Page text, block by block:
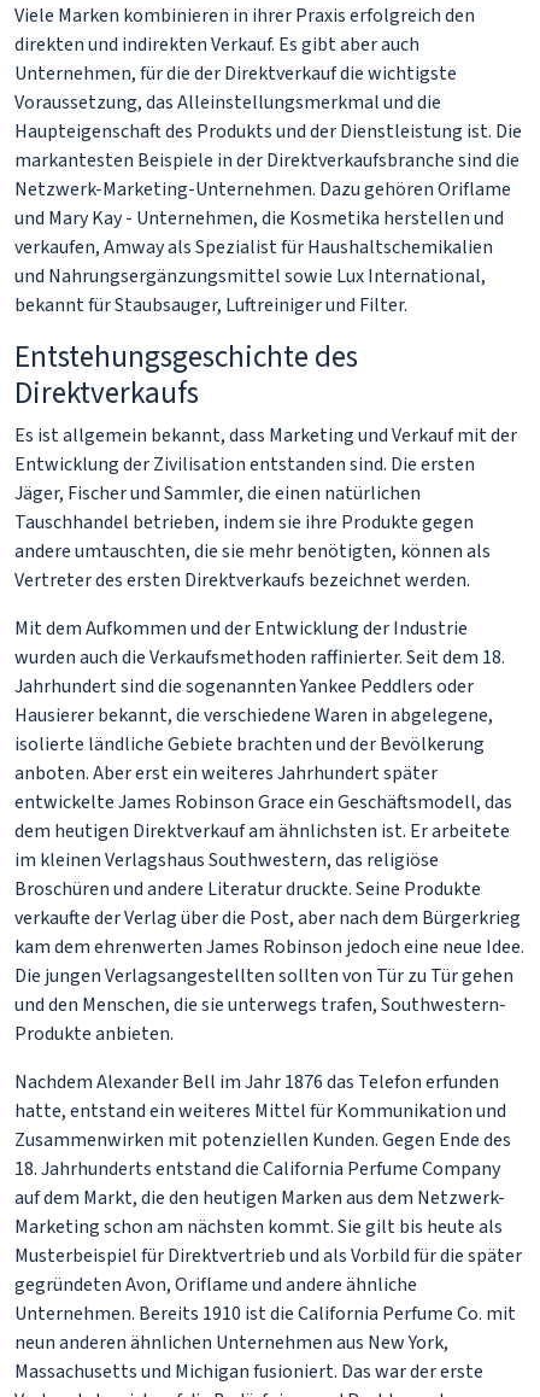
Viele Marken kombinieren in ihrer Praxis erfolgreich den
direkten und indirekten Verkauf. Es gibt aber auch
Unternehmen, für die der Direktverkauf die wichtigste
Voraussetzung, das Alleinstellungsmerkmal und die
Haupteigenschaft des Produkts und der Dienstleistung ist. Die
markantesten Beispiele in der Direktverkaufsbranche sind die
Netzwerk-Marketing-Unternehmen. Dazu gehören Oriflame
und Mary Kay - Unternehmen, die Kosmetika herstellen und
verkaufen, Amway als Spezialist für Haushaltschemikalien
und Nahrungsergänzungsmittel sowie Lux International,
bekannt für Staubsauger, Luftreiniger und Filter.
Entstehungsgeschichte des
Direktverkaufs
Es ist allgemein bekannt, dass Marketing und Verkauf mit der
Entwicklung der Zivilisation entstanden sind. Die ersten
Jäger, Fischer und Sammler, die einen natürlichen
Tauschhandel betrieben, indem sie ihre Produkte gegen
andere umtauschten, die sie mehr benötigten, können als
Vertreter des ersten Direktverkaufs bezeichnet werden.
Mit dem Aufkommen und der Entwicklung der Industrie
wurden auch die Verkaufsmethoden raffinierter. Seit dem 18.
Jahrhundert sind die sogenannten Yankee Peddlers oder
Hausierer bekannt, die verschiedene Waren in abgelegene,
isolierte ländliche Gebiete brachten und der Bevölkerung
anboten. Aber erst ein weiteres Jahrhundert später
entwickelte James Robinson Grace ein Geschäftsmodell, das
dem heutigen Direktverkauf am ähnlichsten ist. Er arbeitete
im kleinen Verlagshaus Southwestern, das religiöse
Broschüren und andere Literatur druckte. Seine Produkte
verkaufte der Verlag über die Post, aber nach dem Bürgerkrieg
kam dem ehrenwerten James Robinson jedoch eine neue Idee.
Die jungen Verlagsangestellten sollten von Tür zu Tür gehen
und den Menschen, die sie unterwegs trafen, Southwestern-
Produkte anbieten.
Nachdem Alexander Bell im Jahr 1876 das Telefon erfunden
hatte, entstand ein weiteres Mittel für Kommunikation und
Zusammenwirken mit potenziellen Kunden. Gegen Ende des
18. Jahrhunderts entstand die California Perfume Company
auf dem Markt, die den heutigen Marken aus dem Netzwerk-
Marketing schon am nächsten kommt. Sie gilt bis heute als
Musterbeispiel für Direktvertrieb und als Vorbild für die später
gegründeten Avon, Oriflame und andere ähnliche
Unternehmen. Bereits 1910 ist die California Perfume Co. mit
neun anderen ähnlichen Unternehmen aus New York,
Massachusetts und Michigan fusioniert. Das war der erste